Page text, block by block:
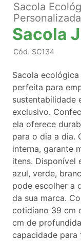
Sacola
Personalizada
Sacola
Cód. SC134
Sacola
perfeita para
sustentabilidade
exclusivo.
ela oferece
para o dia a dia.
interna, garante
itens. Disponível
azul, verde,
pode escolher a
da sua marca.
cotidiano 39 cm
cm de
capacidade